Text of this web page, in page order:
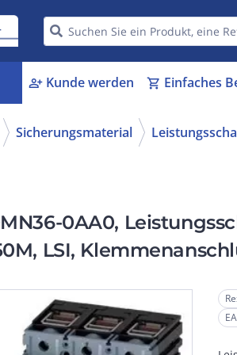
person_add Kunde werden shopping_cart Einfaches
Sicherungsmaterial
0AA0,
LSI,